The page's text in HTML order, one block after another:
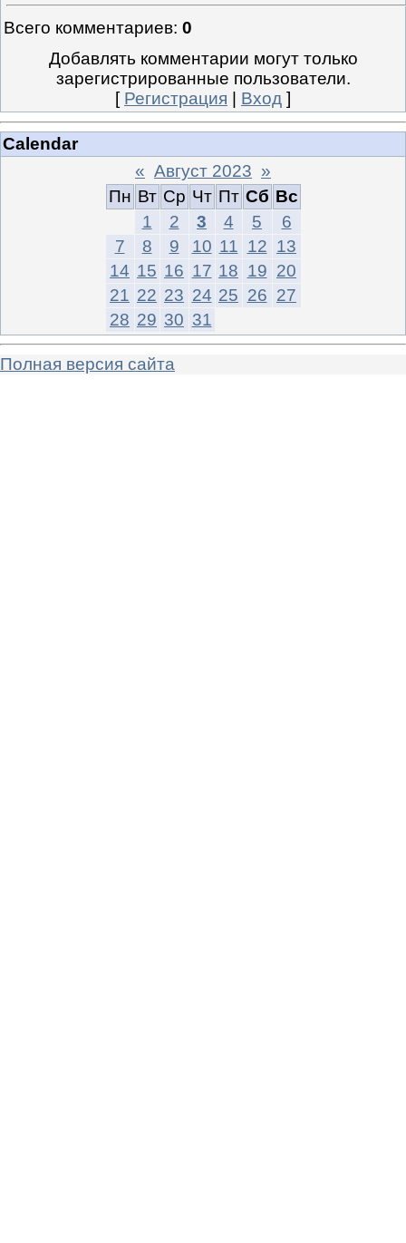
Всего комментариев: 0
Добавлять комментарии могут только
зарегистрированные пользователи.
[ Регистрация Вход ]
Calendar
« Август 2023 »
Пн Вт Ср Чт Пт Сб Вс
1
2 3 4 5
6
7
8 9 10 11 12 13
14 15 16 17 18 19 20
21 22 23 24 25 26 27
28 29 30 31
Полная версия сайта